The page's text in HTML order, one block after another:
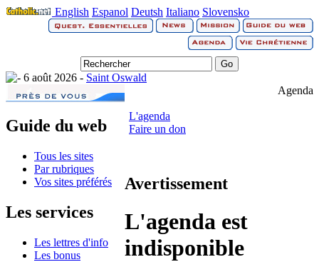
English Espanol Deutsh Italiano Slovensko
6 août 2026 - Saint Oswald
Guide du web
Tous les sites
Par rubriques
Vos sites préférés
Les services
Les lettres d'info
Les bonus
Agenda
L'agenda
Faire un don
Avertissement
L'agenda est
indisponible